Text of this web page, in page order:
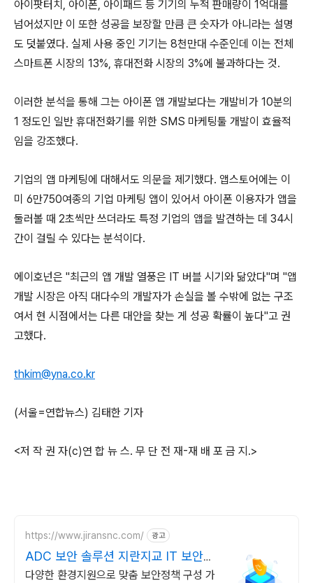
아이팟터치, 아이폰, 아이패드 등 기기의 누적 판매량이 1억대를
넘어섰지만 이 또한 성공을 보장할 만큼 큰 숫자가 아니라는 설명
도 덧붙였다. 실제 사용 중인 기기는 8천만대 수준인데 이는 전체
스마트폰 시장의 13%, 휴대전화 시장의 3%에 불과하다는 것.
이러한 분석을 통해 그는 아이폰 앱 개발보다는 개발비가 10분의
1 정도인 일반 휴대전화기를 위한 SMS 마케팅툴 개발이 효율적
임을 강조했다.
기업의 앱 마케팅에 대해서도 의문을 제기했다. 앱스토어에는 이
미 6만750여종의 기업 마케팅 앱이 있어서 아이폰 이용자가 앱을
둘러볼 때 2초씩만 쓰더라도 특정 기업의 앱을 발견하는 데 34시
간이 걸릴 수 있다는 분석이다.
에이호넌은 "최근의 앱 개발 열풍은 IT 버블 시기와 닮았다"며 "앱
개발 시장은 아직 대다수의 개발자가 손실을 볼 수밖에 없는 구조
여서 현 시점에서는 다른 대안을 찾는 게 성공 확률이 높다"고 권
고했다.
thkim@yna.co.kr
(서울=연합뉴스) 김태한 기자
<저 작 권 자(c)연 합 뉴 스. 무 단 전 재-재 배 포 금 지.>
https://www.jiransnc.com/ 광고
ADC 보안 솔루션 지란지교 IT 보안솔
루션 전문기업
다양한 환경지원으로 맞춤 보안정책 구성 가